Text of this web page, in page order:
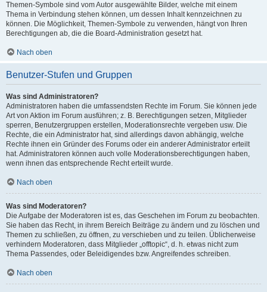
Themen-Symbole sind vom Autor ausgewählte Bilder, welche mit einem
Thema in Verbindung stehen können, um dessen Inhalt kennzeichnen zu
können. Die Möglichkeit, Themen-Symbole zu verwenden, hängt von Ihren
Berechtigungen ab, die die Board-Administration gesetzt hat.
Nach oben
Benutzer-Stufen und Gruppen
Was sind Administratoren?
Administratoren haben die umfassendsten Rechte im Forum. Sie können jede
Art von Aktion im Forum ausführen; z. B. Berechtigungen setzen, Mitglieder
sperren, Benutzergruppen erstellen, Moderationsrechte vergeben usw. Die
Rechte, die ein Administrator hat, sind allerdings davon abhängig, welche
Rechte ihnen ein Gründer des Forums oder ein anderer Administrator erteilt
hat. Administratoren können auch volle Moderationsberechtigungen haben,
wenn ihnen das entsprechende Recht erteilt wurde.
Nach oben
Was sind Moderatoren?
Die Aufgabe der Moderatoren ist es, das Geschehen im Forum zu beobachten.
Sie haben das Recht, in ihrem Bereich Beiträge zu ändern und zu löschen und
Themen zu schließen, zu öffnen, zu verschieben und zu teilen. Üblicherweise
verhindern Moderatoren, dass Mitglieder „offtopic“, d. h. etwas nicht zum
Thema Passendes, oder Beleidigendes bzw. Angreifendes schreiben.
Nach oben